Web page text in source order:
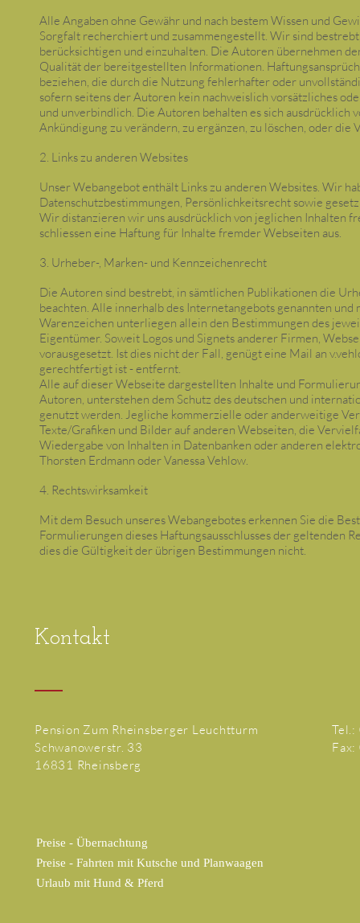
Alle Angaben ohne Gewähr und nach bestem Wissen und
Sorgfalt recherchiert und zusammengestellt. Wir sind
berücksichtigen und einzuhalten. Die Autoren übernehmen
Qualität der bereitgestellten Informationen.
beziehen, die durch die Nutzung fehlerhafter oder
sofern seitens der Autoren kein nachweislich vorsätzliches
und unverbindlich. Die Autoren behalten es sich ausdrücklich
Ankündigung zu verändern, zu ergänzen, zu löschen, oder
2. Links zu anderen Websites
Unser Webangebot enthält Links zu anderen Websites. Wir
Datenschutzbestimmungen, Persönlichkeitsrecht sowie
Wir distanzieren wir uns ausdrücklich von jeglichen Inhalten
schliessen eine Haftung für Inhalte fremder Webseiten aus.
3. Urheber-, Marken- und Kennzeichenrecht
Die Autoren sind bestrebt, in sämtlichen Publikationen die
beachten. Alle innerhalb des Internetangebots genannten
Warenzeichen unterliegen allein den Bestimmungen des
Eigentümer. Soweit Logos und Signets anderer Firmen,
vorausgesetzt. Ist dies nicht der Fall, genügt eine Mail an
gerechtfertigt ist - entfernt.
Alle auf dieser Webseite dargestellten Inhalte und
Autoren, unterstehen dem Schutz des deutschen und
genutzt werden. Jegliche kommerzielle oder anderweitige
Texte/Grafiken und Bilder auf anderen Webseiten, die
Wiedergabe von Inhalten in Datenbanken oder anderen
Thorsten Erdmann oder Vanessa Vehlow.
4. Rechtswirksamkeit
Mit dem Besuch unseres Webangebotes erkennen Sie die
Formulierungen dieses Haftungsausschlusses der geltenden
dies die Gültigkeit der übrigen Bestimmungen nicht.
Pension Zum Rheinsberger Leuchtturm
Schwanowerstr. 33
16831 Rheinsberg
Kontakt
Preise - Übernachtung
Preise - Fahrten mit Kutsche und Planwaagen
Urlaub mit Hund & Pferd